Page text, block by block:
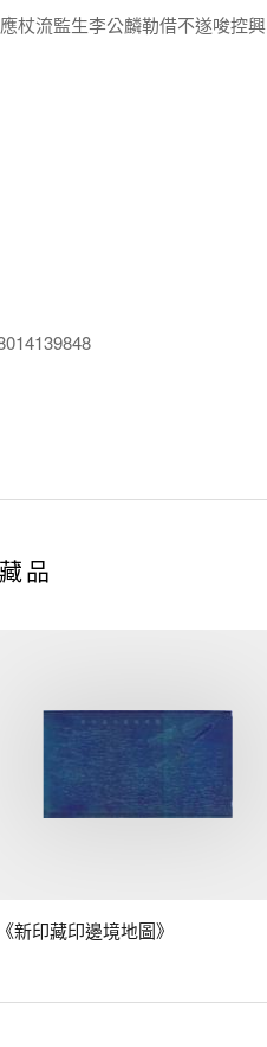
杖流監生李公麟勒借不遂唆控興
品
《新印藏印邊境地圖》